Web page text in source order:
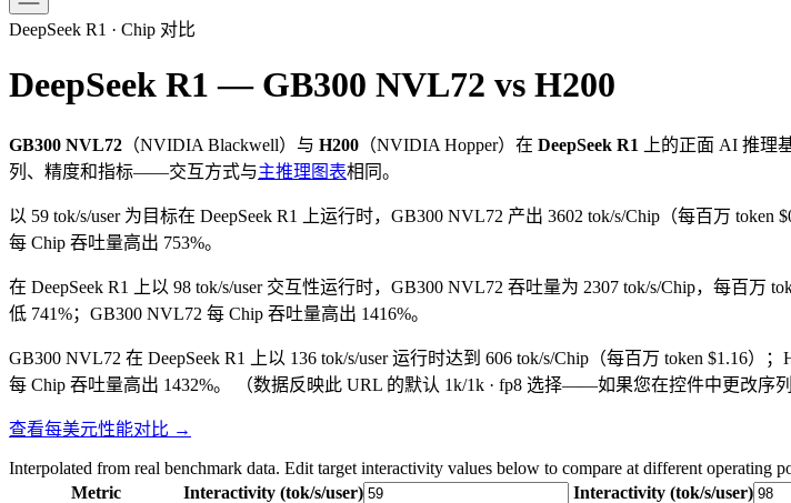
DeepSeek R1 · Chip 对比
DeepSeek R1 — GB300 NVL72 vs H200
GB300 NVL72 （NVIDIA Blackwell）与 H200 （NVIDIA Hopper）在 DeepSeek R1
上的正面 AI 推理
列、精度和指标——交互方式与主推理图表相同。
以 59 tok/s/user 为目标在 DeepSeek R1 上运行时，GB300 NVL72 产出 3602 tok/s/Chip（每百万
每 Chip 吞吐量高出 753%。
在 DeepSeek R1 上以 98 tok/s/user 交互性运行时，GB300 NVL72 吞吐量为 2307 tok/s/Chip，每百万
低 741%；GB300 NVL72 每 Chip 吞吐量高出 1416%。
GB300 NVL72 在 DeepSeek R1 上以 136 tok/s/user 运行时达到 606 tok/s/Chip（每百万 token $1.16
每 Chip 吞吐量高出 1432%。
（数据反映此 URL 的默认 1k/1k · fp8 选择——如果您在控件中更改序
查看每美元性能对比 →
Interpolated from real benchmark data. Edit target interactivity values below to compare at different operating
Metric
Interactivity (tok/s/user) Interactivity (tok/s/user)